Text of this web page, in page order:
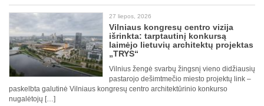
27 liepos, 2026
Vilniaus kongresų centro vizija
išrinkta: tarptautinį konkursą
laimėjo lietuvių architektų projektas
„TRYS“
Vilnius žengė svarbų žingsnį vieno didžiausių
pastarojo dešimtmečio miesto projektų link –
paskelbta galutinė Vilniaus kongresų centro architektūrinio konkurso
nugalėtojų […]